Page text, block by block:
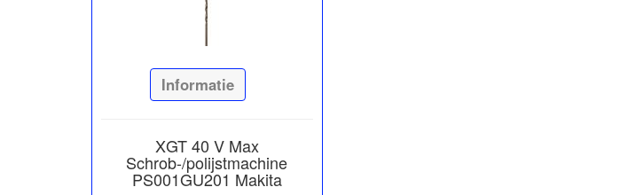
Informatie
XGT 40 V Max
Schrob-/polijstmachine
PS001GU201 Makita